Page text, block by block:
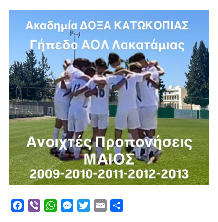
Facebook
Viber WhatsAppMessengerTwitterEmail